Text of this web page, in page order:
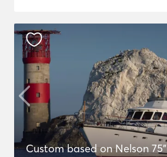
Custom based on Nelson 75"